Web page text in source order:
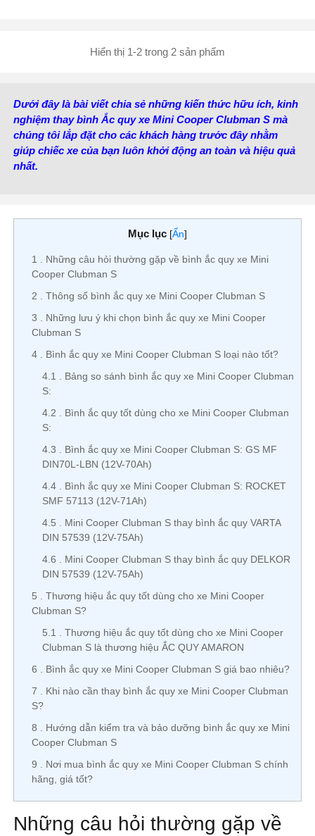
chuẩn
Hiển thị 1-2 trong 2 sản phẩm
Dưới đây là bài viết chia sẻ những kiến thức hữu ích, kinh
nghiệm thay bình Ắc quy xe Mini Cooper Clubman S mà
chúng tôi lắp đặt cho các khách hàng trước đây nhằm
giúp chiếc xe của bạn luôn khởi động an toàn và hiệu quả
nhất.
Mục lục [Ẩn]
1
Những câu hỏi thường gặp về bình ắc quy xe Mini
Cooper Clubman S
2
Thông số bình ắc quy xe Mini Cooper Clubman S
3
Những lưu ý khi chọn bình ắc quy xe Mini Cooper
Clubman S
4
Bình ắc quy xe Mini Cooper Clubman S loại nào tốt?
4.1
Bảng so sánh bình ắc quy xe Mini Cooper Clubman
S:
4.2
Bình ắc quy tốt dùng cho xe Mini Cooper Clubman
S:
4.3
Bình ắc quy xe Mini Cooper Clubman S: GS MF
DIN70L-LBN (12V-70Ah)
4.4
Bình ắc quy xe Mini Cooper Clubman S: ROCKET
SMF 57113 (12V-71Ah)
4.5
Mini Cooper Clubman S thay bình ắc quy VARTA
DIN 57539 (12V-75Ah)
4.6
Mini Cooper Clubman S thay bình ắc quy DELKOR
DIN 57539 (12V-75Ah)
5
Thương hiệu ắc quy tốt dùng cho xe Mini Cooper
Clubman S?
5.1
Thương hiệu ắc quy tốt dùng cho xe Mini Cooper
Clubman S là thương hiệu ẮC QUY AMARON
6
Bình ắc quy xe Mini Cooper Clubman S giá bao nhiêu?
7
Khi nào cần thay bình ắc quy xe Mini Cooper Clubman
S?
8
Hướng dẫn kiểm tra và bảo dưỡng bình ắc quy xe Mini
Cooper Clubman S
9
Nơi mua bình ắc quy xe Mini Cooper Clubman S chính
hãng, giá tốt?
Những câu hỏi thường gặp về